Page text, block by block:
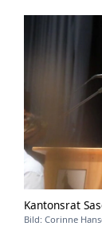
Kantonsrat
Bild: Corinne